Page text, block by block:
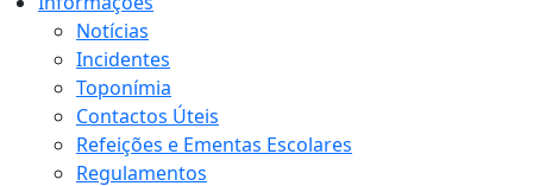
Notícias
Incidentes
Toponímia
Contactos Úteis
Refeições e Ementas Escolares
Regulamentos